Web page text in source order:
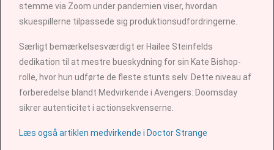
stemme via Zoom under pandemien viser, hvordan
skuespillerne tilpassede sig produktionsudfordringerne.
Særligt bemærkelsesværdigt er Hailee Steinfelds
dedikation til at mestre bueskydning for sin Kate Bishop-
rolle, hvor hun udførte de fleste stunts selv. Dette niveau af
forberedelse blandt Medvirkende i Avengers: Doomsday
sikrer autenticitet i actionsekvenserne.
Læs også artiklen medvirkende i Doctor Strange